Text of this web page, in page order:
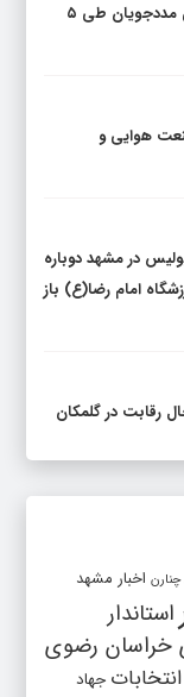
ایجاد 2 هزار فرصت شغلی برای مددجویان طی ۵
هوایی و
در مشهد دوباره
امام رضا(ع) باز
اخبار مشهد
استاندار
خراسان رضوی
انتخابات جهاد